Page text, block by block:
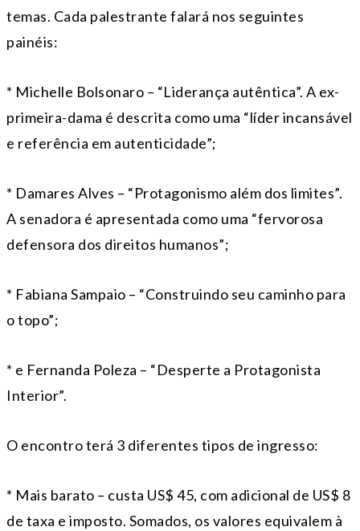
temas. Cada palestrante falará nos seguintes
painéis:
* Michelle Bolsonaro – “Liderança autêntica”. A ex-
primeira-dama é descrita como uma “líder incansável
e referência em autenticidade”;
* Damares Alves – “Protagonismo além dos limites”.
A senadora é apresentada como uma “fervorosa
defensora dos direitos humanos”;
* Fabiana Sampaio – “Construindo seu caminho para
o topo”;
* e Fernanda Poleza – “Desperte a Protagonista
Interior”.
O encontro terá 3 diferentes tipos de ingresso:
* Mais barato – custa US$ 45, com adicional de US$ 8
de taxa e imposto. Somados, os valores equivalem à